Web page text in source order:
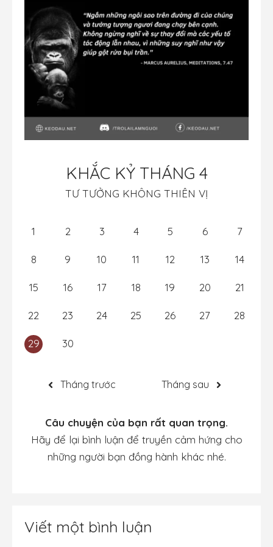
KHẮC KỶ THÁNG 4
TƯ TƯỞNG KHÔNG THIÊN VỊ
1 2 3 4 5 6 7
8 9 10 11 12 13 14
15 16 17 18 19 20 21
22 23 24 25 26 27 28
29 30
Tháng trước Tháng sau
Câu chuyện của bạn rất quan trọng.
Hãy để lại bình luận để truyền cảm hứng cho
những người bạn đồng hành khác nhé.
Viết một bình luận